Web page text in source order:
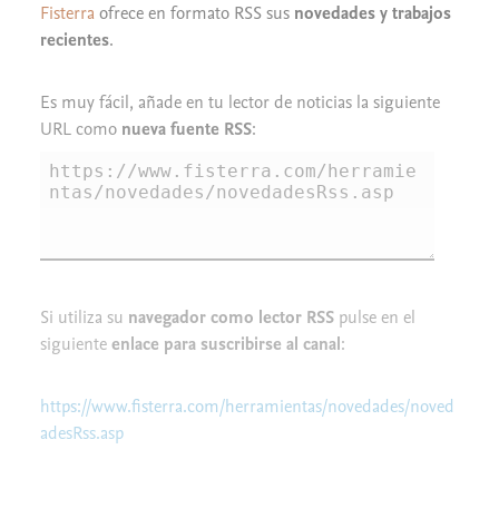
Fisterra ofrece en formato RSS sus novedades y trabajos
recientes.
Es muy fácil, añade en tu lector de noticias la siguiente
URL como nueva fuente RSS:
Si utiliza su navegador como lector RSS pulse en el
siguienteenlace para suscribirse al canal:
https://www.fisterra.com/herramientas/novedades/noved
adesRss.asp